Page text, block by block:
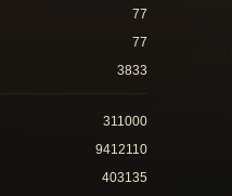
77
77
3833
311000
9412110
403135